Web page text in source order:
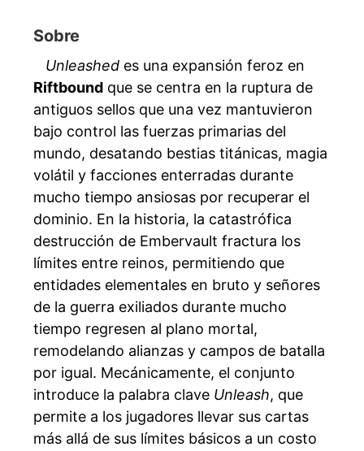
Sobre
Unleashed es una expansión feroz en
Riftbound que se centra en la ruptura de
antiguos sellos que una vez mantuvieron
bajo control las fuerzas primarias del
mundo, desatando bestias titánicas, magia
volátil y facciones enterradas durante
mucho tiempo ansiosas por recuperar el
dominio. En la historia, la catastrófica
destrucción de Embervault fractura los
límites entre reinos, permitiendo que
entidades elementales en bruto y señores
de la guerra exiliados durante mucho
tiempo regresen al plano mortal,
remodelando alianzas y campos de batalla
por igual. Mecánicamente, el conjunto
introduce la palabra clave Unleash, que
permite a los jugadores llevar sus cartas
más allá de sus límites básicos a un costo